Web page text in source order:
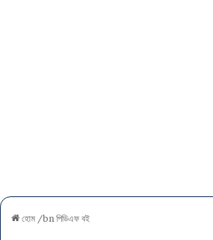
হোম /bn পিডিএফ বই